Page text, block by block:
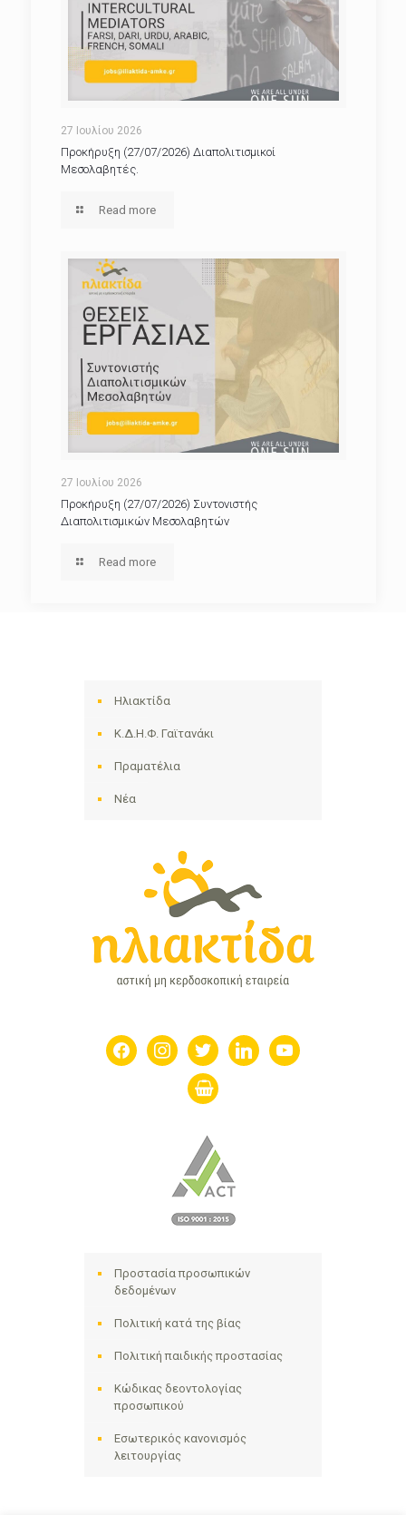
27 Ιουλίου 2026
Προκήρυξη (27/07/2026) Διαπολιτισμικοί
Μεσολαβητές.
Read more
27 Ιουλίου 2026
Προκήρυξη (27/07/2026) Συντονιστής
Διαπολιτισμικών Μεσολαβητών
Read more
Ηλιακτίδα
Κ.Δ.Η.Φ. Γαϊτανάκι
Πραματέλια
Νέα
facebookinstagramtwitter linkedin youtube
shopping-
basket
Προστασία προσωπικών
δεδομένων
Πολιτική κατά της βίας
Πολιτική παιδικής προστασίας
Κώδικας δεοντολογίας
προσωπικού
Εσωτερικός κανονισμός
λειτουργίας